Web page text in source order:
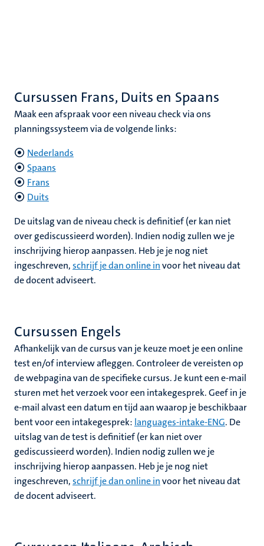
Cursussen Frans, Duits en Spaans
Maak een afspraak voor een niveau check via ons
planningssysteem via de volgende links:
Nederlands
Spaans
Frans
Duits
De uitslag van de niveau check is definitief (er kan niet
over gediscussieerd worden). Indien nodig zullen we je
inschrijving hierop aanpassen. Heb je je nog niet
ingeschreven,schrijf je dan online invoor het niveau dat
de docent adviseert.
Cursussen Engels
Afhankelijk van de cursus van je keuze moet je een online
test en/of interview afleggen. Controleer de vereisten op
de webpagina van de specifieke cursus. Je kunt een e-mail
sturen met het verzoek voor een intakegesprek. Geef in je
e-mail alvast een datum en tijd aan waarop je beschikbaar
bent voor een intakegesprek: languages-intake-ENG. De
uitslag van de test is definitief (er kan niet over
gediscussieerd worden). Indien nodig zullen we je
inschrijving hierop aanpassen. Heb je je nog niet
ingeschreven,schrijf je dan online invoor het niveau dat
de docent adviseert.